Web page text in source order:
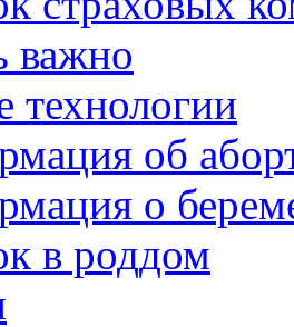
важно
технологии
об
о
в роддом